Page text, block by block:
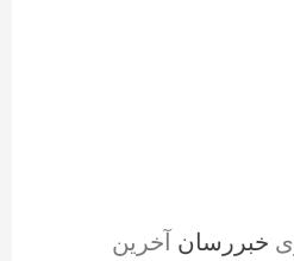
خبررسان آخرین